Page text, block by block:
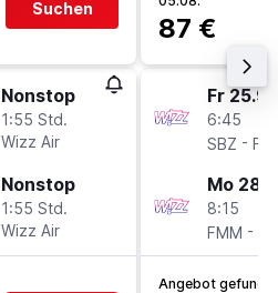
Suchen
Nonstop
1:55 Std.
Wizz Air
Nonstop
1:55 Std.
Wizz Air
87 €
Fr 25.9.
6:45
SBZ -
Mo
8:15
FMM -
Angebot